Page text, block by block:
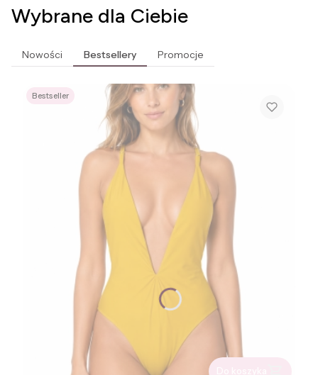
Wybrane dla Ciebie
Nowości Bestsellery Promocje
Bestseller